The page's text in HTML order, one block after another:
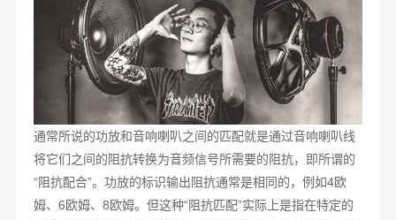
通常所说的功放和音响喇叭之间的匹配就是通过音响喇叭线
将它们之间的阻抗转换为音频信号所需要的阻抗，即所谓的
“阻抗配合”。功放的标识输出阻抗通常是相同的，例如4欧
姆、6欧姆、8欧姆。但这种“阻抗匹配”实际上是指在特定的